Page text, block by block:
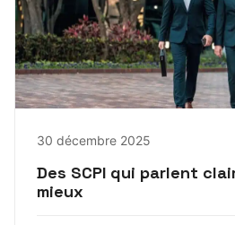
30 décembre 2025
Des SCPI qui parlent
mieux